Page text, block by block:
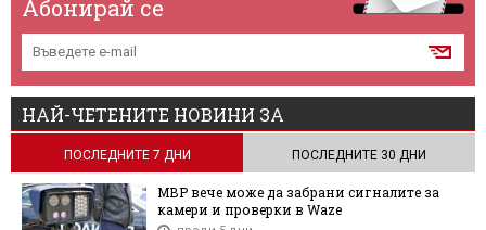
Абонирай се
НАЙ-ЧЕТЕНИТЕ НОВИНИ ЗА
ПОСЛЕДНИТЕ 7 ДНИ ПОСЛЕДНИТЕ 30 ДНИ
МВР вече може да забрани сигналите за
камери и проверки в Waze